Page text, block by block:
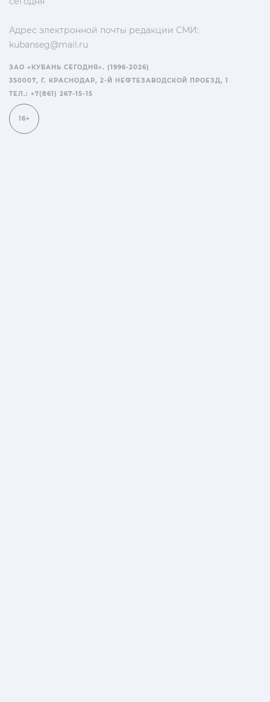
Адрес электронной почты редакции СМИ:
kubanseg@mail.ru
ЗАО «КУБАНЬ СЕГОДНЯ». (1996-2026)
350007, Г. КРАСНОДАР, 2-Й НЕФТЕЗАВОДСКОЙ ПРОЕЗД, 1
ТЕЛ.: +7(861) 267-15-15
16+